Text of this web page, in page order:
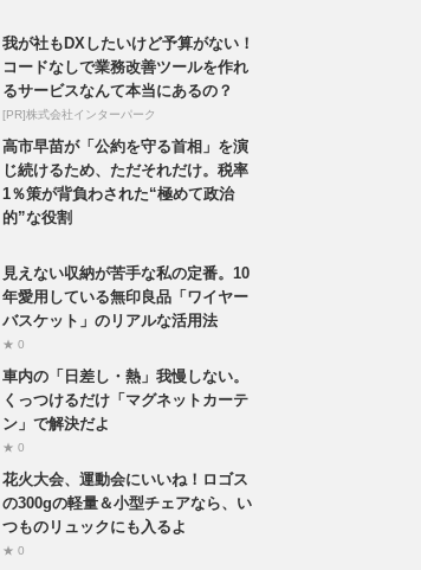
我が社もDXしたいけど予算がない！
コードなしで業務改善ツールを作れ
るサービスなんて本当にあるの？
[PR]株式会社インターパーク
高市早苗が「公約を守る首相」を演
じ続けるため、ただそれだけ。税率
1％策が背負わされた“極めて政治
的”な役割
見えない収納が苦手な私の定番。10
年愛用している無印良品「ワイヤー
バスケット」のリアルな活用法
★ 0
車内の「日差し・熱」我慢しない。
くっつけるだけ「マグネットカーテ
ン」で解決だよ
★ 0
花火大会、運動会にいいね！ロゴス
の300gの軽量＆小型チェアなら、い
つものリュックにも入るよ
★ 0